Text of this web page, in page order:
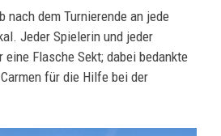
nach dem Turnierende an jede
Jeder Spielerin und jeder
Flasche Sekt; dabei bedankte
für die Hilfe bei der